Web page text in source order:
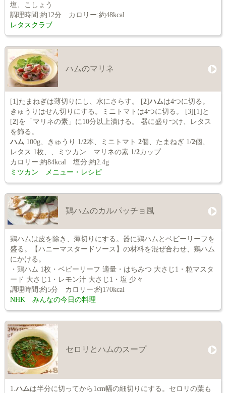
塩、こしょう
調理時間:約12分 カロリー:約48kcal
レタスクラブ
ハムのマリネ
[1]たまねぎは薄切りにし、水にさらす。 [2]ハムは4つに切る。
きゅうりはせん切りにする。ミニトマトは4つに切る。 [3][1]と
[2]を「マリネの素」に10分以上漬ける。 器に盛りつけ、レタス
を飾る。
ハム 100g、きゅうり 1/2本、ミニトマト 2個、たまねぎ 1/2個、
レタス 1枚、、ミツカン マリネの素 1/2カップ
カロリー:約84kcal 塩分:約2.4g
ミツカン メニュー・レシピ
鶏ハムのカルパッチョ風
鶏ハムは皮を除き、薄切りにする。器に鶏ハムとベビーリーフを
盛る。【ハニーマスタードソース】の材料を混ぜ合わせ、鶏ハム
にかける。
・鶏ハム 1枚・ベビーリーフ 適量・はちみつ 大さじ1・粒マスタ
ード 大さじ1・レモン汁 大さじ1・塩 少々
調理時間:約5分 カロリー:約170kcal
NHK みんなの今日の料理
セロリとハムのスープ
1. ハムは半分に切ってから1cm幅の細切りにする。セロリの葉も